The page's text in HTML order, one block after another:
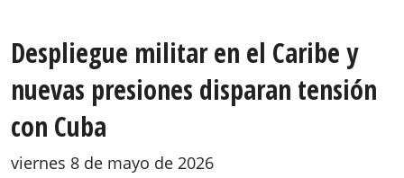
Despliegue militar en el Caribe y
nuevas presiones disparan tensión
con Cuba
viernes 8 de mayo de 2026